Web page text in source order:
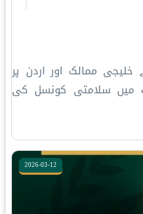
ممالک اور اردن پر
میں سلامتی کونسل کی
2026-03-12